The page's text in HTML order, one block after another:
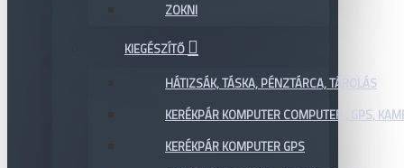
ZOKNI
KIEGÉSZÍTŐ
HÁTIZSÁK, TÁSKA, PÉNZTÁRCA, TÁROLÁS
KERÉKPÁR KOMPUTER COMPUTER , GPS,
KERÉKPÁR KOMPUTER GPS